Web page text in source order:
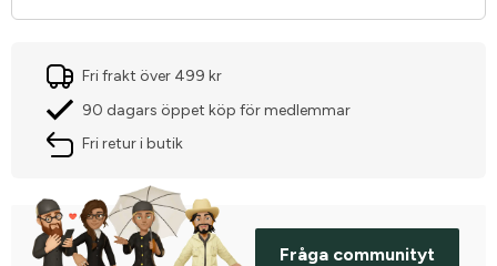
Fri frakt över 499 kr
90 dagars öppet köp för medlemmar
Fri retur i butik
Fråga communityt